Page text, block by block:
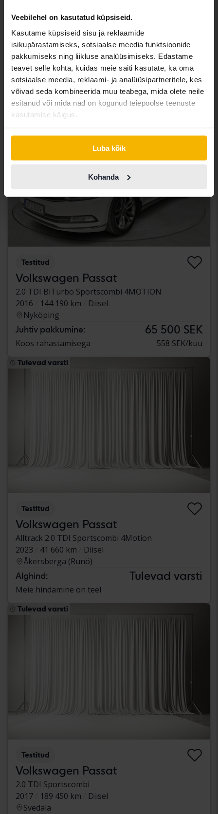
Veebilehel on kasutatud küpsiseid.
Kasutame küpsiseid sisu ja reklaamide
isikupärastamiseks, sotsiaalse meedia funktsioonide
pakkumiseks ning liikluse analüüsimiseks. Edastame
teavet selle kohta, kuidas meie saiti kasutate, ka oma
sotsiaalse meedia, reklaami- ja analüüsipartneritele, kes
võivad seda kombineerida muu teabega, mida olete neile
esitanud või mida nad on kogunud teiepoolse teenuste
kasutamise käigus.
Luba kõik
Kohanda
Testitud
Volkswagen Passat
1.4 TGI EcoFuel Variant
2012
146 640 km
Bensiin/Metaan
Åkersberga (Runö)
Juhtiv pakkumine: 7 500 SEK
kolmapäev
Testitud
Volkswagen Passat
2.0 TDI BiTurbo Sportscombi 4MOTION
2016
144 190 km
Diisel
Nyköping
Juhtiv pakkumine: 65 500 SEK
Koos rahastamisega 558 SEK/kuu
Tulevad varsti
Testitud
Volkswagen Passat
Alltrack 2.0 TDI Sportscombi 4Motion
2023
41 660 km
Diisel
Åkersberga (Runö)
Alghind: Tulevad varsti
Meie hindamine on teel
Tulevad varsti
Testitud
Volkswagen Passat
2.0 TDI Sportscombi
2017
189 450 km
Diisel
Svedala